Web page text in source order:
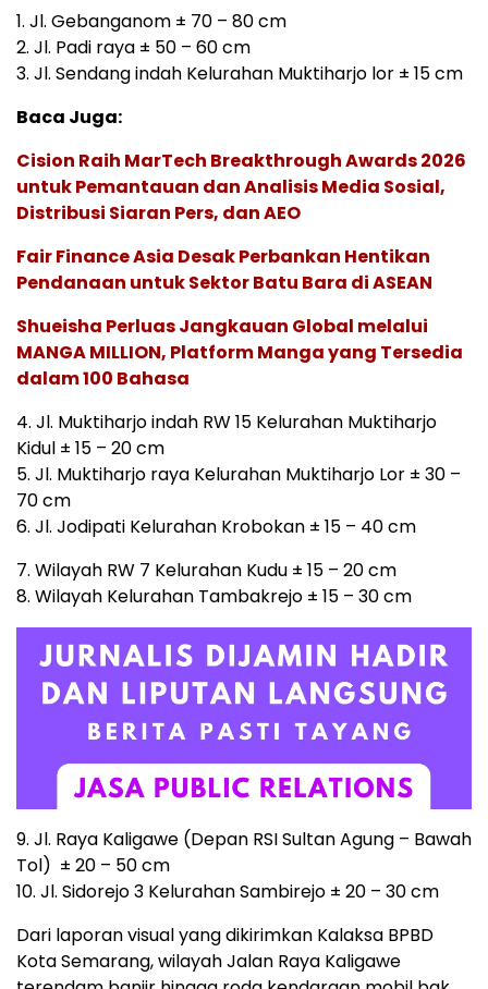
1. Jl. Gebanganom ± 70 – 80 cm
2. Jl. Padi raya ± 50 – 60 cm
3. Jl. Sendang indah Kelurahan Muktiharjo lor ± 15 cm
Baca Juga:
Cision Raih MarTech Breakthrough Awards 2026
untuk Pemantauan dan Analisis Media Sosial,
Distribusi Siaran Pers, dan AEO
Fair Finance Asia Desak Perbankan Hentikan
Pendanaan untuk Sektor Batu Bara di ASEAN
Shueisha Perluas Jangkauan Global melalui
MANGA MILLION, Platform Manga yang Tersedia
dalam 100 Bahasa
4. Jl. Muktiharjo indah RW 15 Kelurahan Muktiharjo
Kidul ± 15 – 20 cm
5. Jl. Muktiharjo raya Kelurahan Muktiharjo Lor ± 30 –
70 cm
6. Jl. Jodipati Kelurahan Krobokan ± 15 – 40 cm
7. Wilayah RW 7 Kelurahan Kudu ± 15 – 20 cm
8. Wilayah Kelurahan Tambakrejo ± 15 – 30 cm
9. Jl. Raya Kaligawe (Depan RSI Sultan Agung – Bawah
Tol) ± 20 – 50 cm
10. Jl. Sidorejo 3 Kelurahan Sambirejo ± 20 – 30 cm
Dari laporan visual yang dikirimkan Kalaksa BPBD
Kota Semarang, wilayah Jalan Raya Kaligawe